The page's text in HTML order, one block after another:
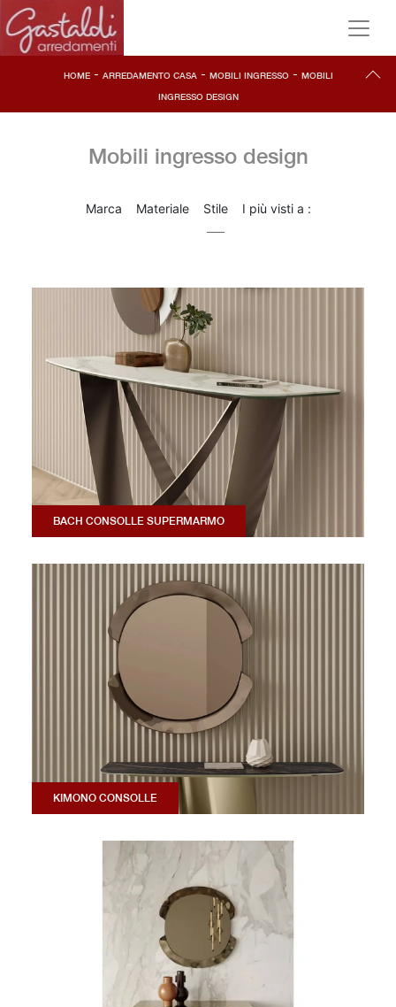
HOME- ARREDAMENTO CASA- MOBILI INGRESSO- MOBILI
INGRESSO DESIGN
Mobili ingresso design
Marca Materiale Stile I più visti a :
BACH CONSOLLE SUPERMARMO
KIMONO CONSOLLE